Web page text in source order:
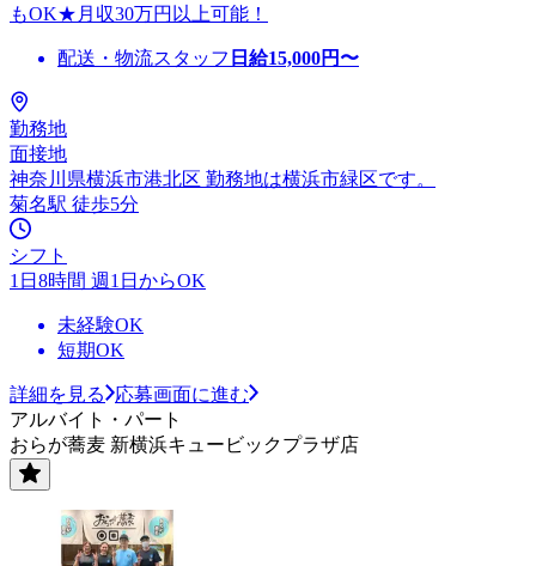
もOK★月収30万円以上可能！
配送・物流スタッフ 日給15,000円〜
勤務地
面接地
神奈川県横浜市港北区 勤務地は横浜市緑区です。
菊名駅 徒歩5分
シフト
1日8時間 週1日からOK
未経験OK
短期OK
詳細を見る
応募画面に進む
アルバイト・パート
おらが蕎麦 新横浜キュービックプラザ店